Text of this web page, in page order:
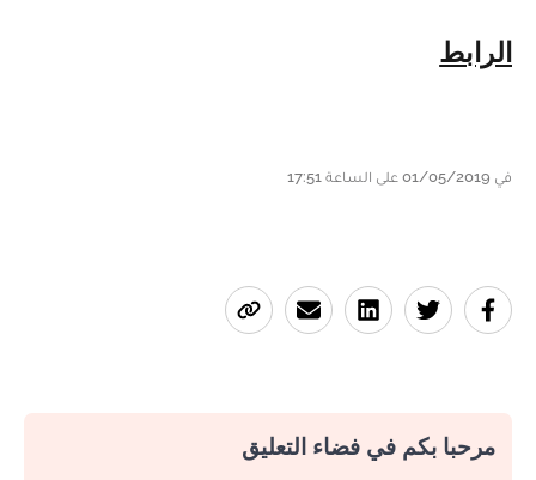
الرابط
في 01/05/2019 على الساعة 17:51
مرحبا بكم في فضاء التعليق